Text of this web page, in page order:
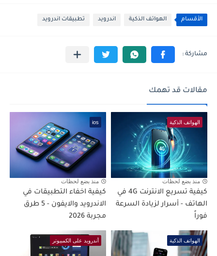
الأقسام الهواتف الذكية اندرويد تطبيقات اندرويد
مقالات قد تهمك
الهواتف الذكية
منذ بضع لحظات
كيفية تسريع الانترنت 4G في
الهاتف - أسرار لزيادة السرعة
فوراً
ios
منذ بضع لحظات
كيفية اخفاء التطبيقات في
الاندرويد والايفون - 5 طرق
مجربة 2026
الهواتف الذكية أندرويد على الكمبيوتر